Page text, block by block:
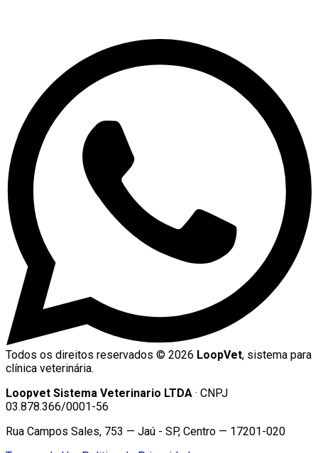
Todos os direitos reservados © 2026 LoopVet, sistema para
clínica veterinária.
Loopvet Sistema Veterinario LTDA · CNPJ
03.878.366/0001-56
Rua Campos Sales, 753 — Jaú - SP, Centro — 17201-020